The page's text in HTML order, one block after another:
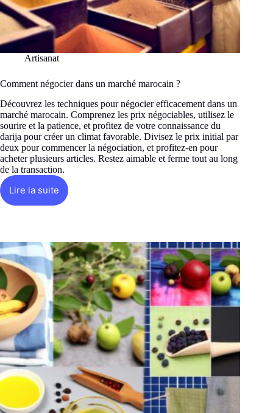
Artisanat
Comment négocier dans un marché marocain ?
Découvrez les techniques pour négocier efficacement dans un
marché marocain. Comprenez les prix négociables, utilisez le
sourire et la patience, et profitez de votre connaissance du
darija pour créer un climat favorable. Divisez le prix initial par
deux pour commencer la négociation, et profitez-en pour
acheter plusieurs articles. Restez aimable et ferme tout au long
de la transaction.
Lire la suite
Comment
dans
un
marché
marocain
?